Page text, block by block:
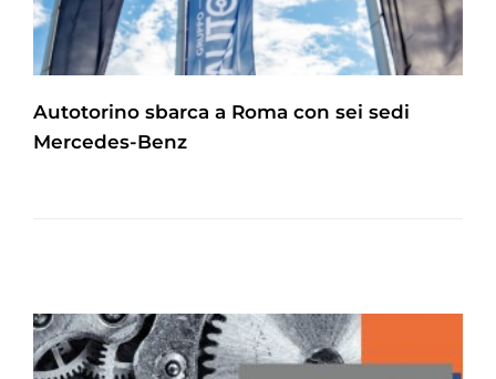
Autotorino sbarca a Roma con sei sedi
Mercedes-Benz